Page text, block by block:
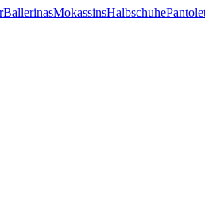
BallerinasMokassinsHalbschuhe